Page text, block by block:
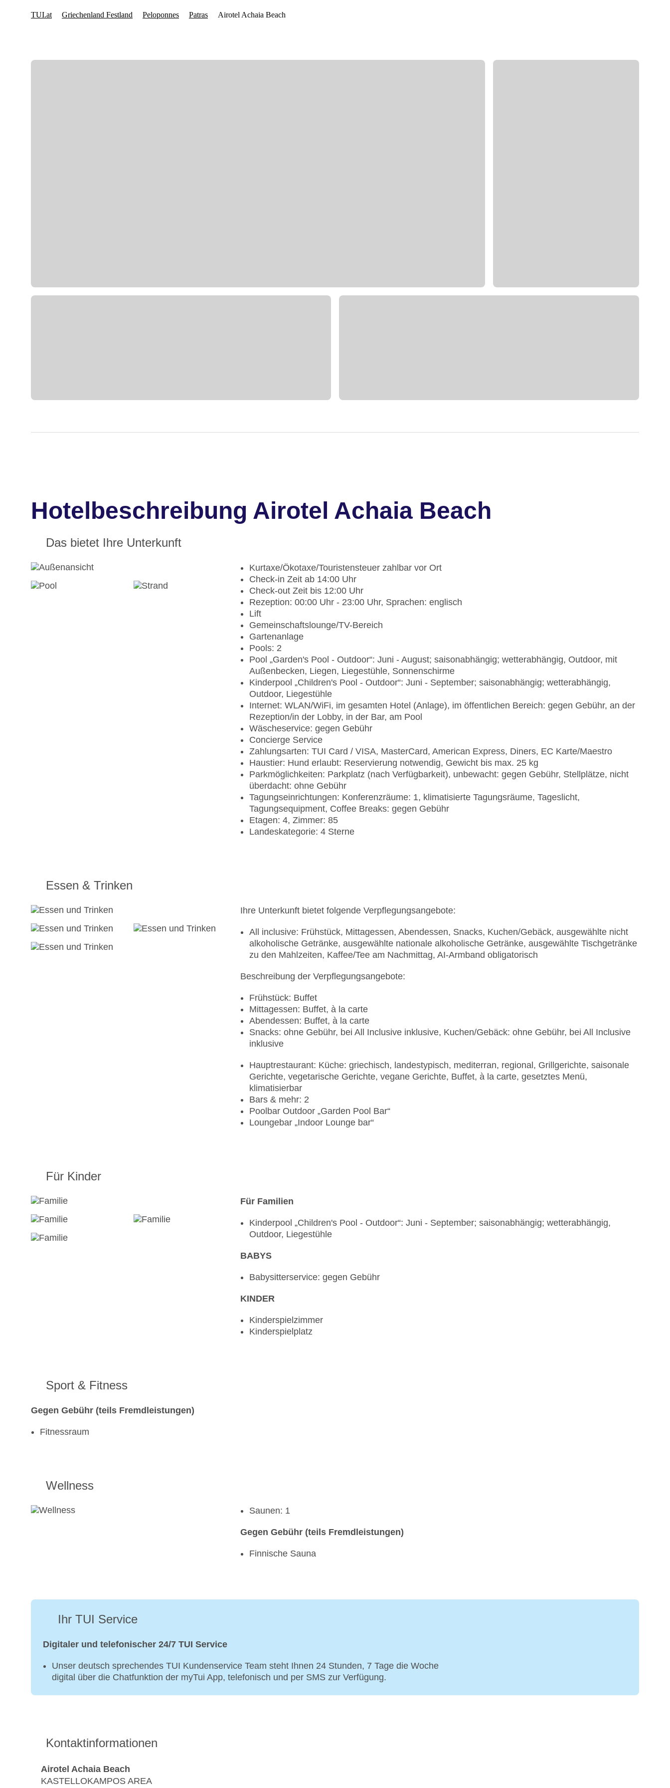
Hotelbeschreibung Airotel Achaia Beach
Das bietet Ihre Unterkunft
Kurtaxe/Ökotaxe/Touristensteuer zahlbar vor Ort
Check-in Zeit ab 14:00 Uhr
Check-out Zeit bis 12:00 Uhr
Rezeption: 00:00 Uhr - 23:00 Uhr, Sprachen: englisch
Lift
Gemeinschaftslounge/TV-Bereich
Gartenanlage
Pools: 2
Pool „Garden's Pool - Outdoor“: Juni - August; saisonabhängig; wetterabhängig, Outdoor, mit
Außenbecken, Liegen, Liegestühle, Sonnenschirme
Kinderpool „Children's Pool - Outdoor“: Juni - September; saisonabhängig; wetterabhängig,
Outdoor, Liegestühle
Internet: WLAN/WiFi, im gesamten Hotel (Anlage), im öffentlichen Bereich: gegen Gebühr, an der
Rezeption/in der Lobby, in der Bar, am Pool
Wäscheservice: gegen Gebühr
Concierge Service
Zahlungsarten: TUI Card / VISA, MasterCard, American Express, Diners, EC Karte/Maestro
Haustier: Hund erlaubt: Reservierung notwendig, Gewicht bis max. 25 kg
Parkmöglichkeiten: Parkplatz (nach Verfügbarkeit), unbewacht: gegen Gebühr, Stellplätze, nicht
überdacht: ohne Gebühr
Tagungseinrichtungen: Konferenzräume: 1, klimatisierte Tagungsräume, Tageslicht,
Tagungsequipment, Coffee Breaks: gegen Gebühr
Etagen: 4, Zimmer: 85
Landeskategorie: 4 Sterne
Essen & Trinken
Ihre Unterkunft bietet folgende Verpflegungsangebote:
All inclusive: Frühstück, Mittagessen, Abendessen, Snacks, Kuchen/Gebäck, ausgewählte nicht
alkoholische Getränke, ausgewählte nationale alkoholische Getränke, ausgewählte Tischgetränke
zu den Mahlzeiten, Kaffee/Tee am Nachmittag, AI-Armband obligatorisch
Beschreibung der Verpflegungsangebote:
Frühstück: Buffet
Mittagessen: Buffet, à la carte
Abendessen: Buffet, à la carte
Snacks: ohne Gebühr, bei All Inclusive inklusive, Kuchen/Gebäck: ohne Gebühr, bei All Inclusive
inklusive
Hauptrestaurant: Küche: griechisch, landestypisch, mediterran, regional, Grillgerichte, saisonale
Gerichte, vegetarische Gerichte, vegane Gerichte, Buffet, à la carte, gesetztes Menü,
klimatisierbar
Bars & mehr: 2
Poolbar Outdoor „Garden Pool Bar“
Loungebar „Indoor Lounge bar“
Für Kinder
Für Familien
Kinderpool „Children's Pool - Outdoor“: Juni - September; saisonabhängig; wetterabhängig,
Outdoor, Liegestühle
BABYS
Babysitterservice: gegen Gebühr
KINDER
Kinderspielzimmer
Kinderspielplatz
Sport & Fitness
Gegen Gebühr (teils Fremdleistungen)
Fitnessraum
Wellness
Saunen: 1
Gegen Gebühr (teils Fremdleistungen)
Finnische Sauna
Ihr TUI Service
Digitaler und telefonischer 24/7 TUI Service
Unser deutsch sprechendes TUI Kundenservice Team steht Ihnen 24 Stunden, 7 Tage die Woche
digital über die Chatfunktion der myTui App, telefonisch und per SMS zur Verfügung.
Kontaktinformationen
Airotel Achaia Beach
KASTELLOKAMPOS AREA